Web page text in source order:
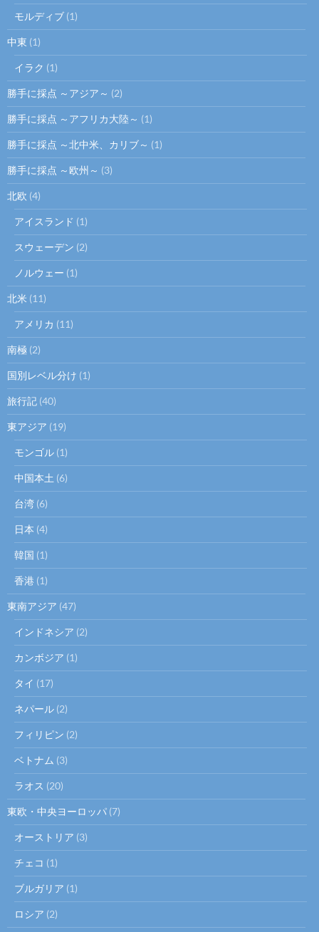
モルディブ (1)
中東 (1)
イラク (1)
勝手に採点 ～アジア～ (2)
勝手に採点 ～アフリカ大陸～ (1)
勝手に採点 ～北中米、カリブ～ (1)
勝手に採点 ～欧州～ (3)
北欧 (4)
アイスランド (1)
スウェーデン (2)
ノルウェー (1)
北米 (11)
アメリカ (11)
南極 (2)
国別レベル分け (1)
旅行記 (40)
東アジア (19)
モンゴル (1)
中国本土 (6)
台湾 (6)
日本 (4)
韓国 (1)
香港 (1)
東南アジア (47)
インドネシア (2)
カンボジア (1)
タイ (17)
ネパール (2)
フィリピン (2)
ベトナム (3)
ラオス (20)
東欧・中央ヨーロッパ (7)
オーストリア (3)
チェコ (1)
ブルガリア (1)
ロシア (2)